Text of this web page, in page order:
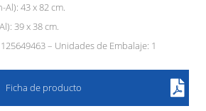
43 x 82 cm.
39 x 38 cm.
– Unidades de Embalaje: 1
Ficha de producto